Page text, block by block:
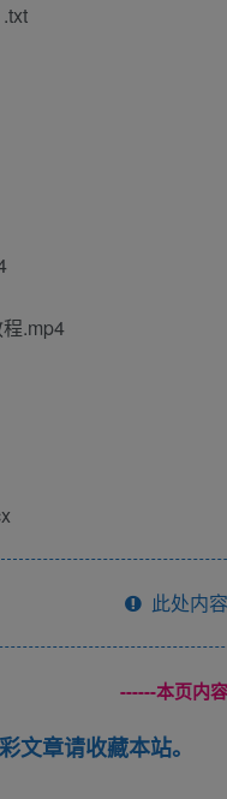
.mp4
此处内
------本页内
文章请收藏本站。